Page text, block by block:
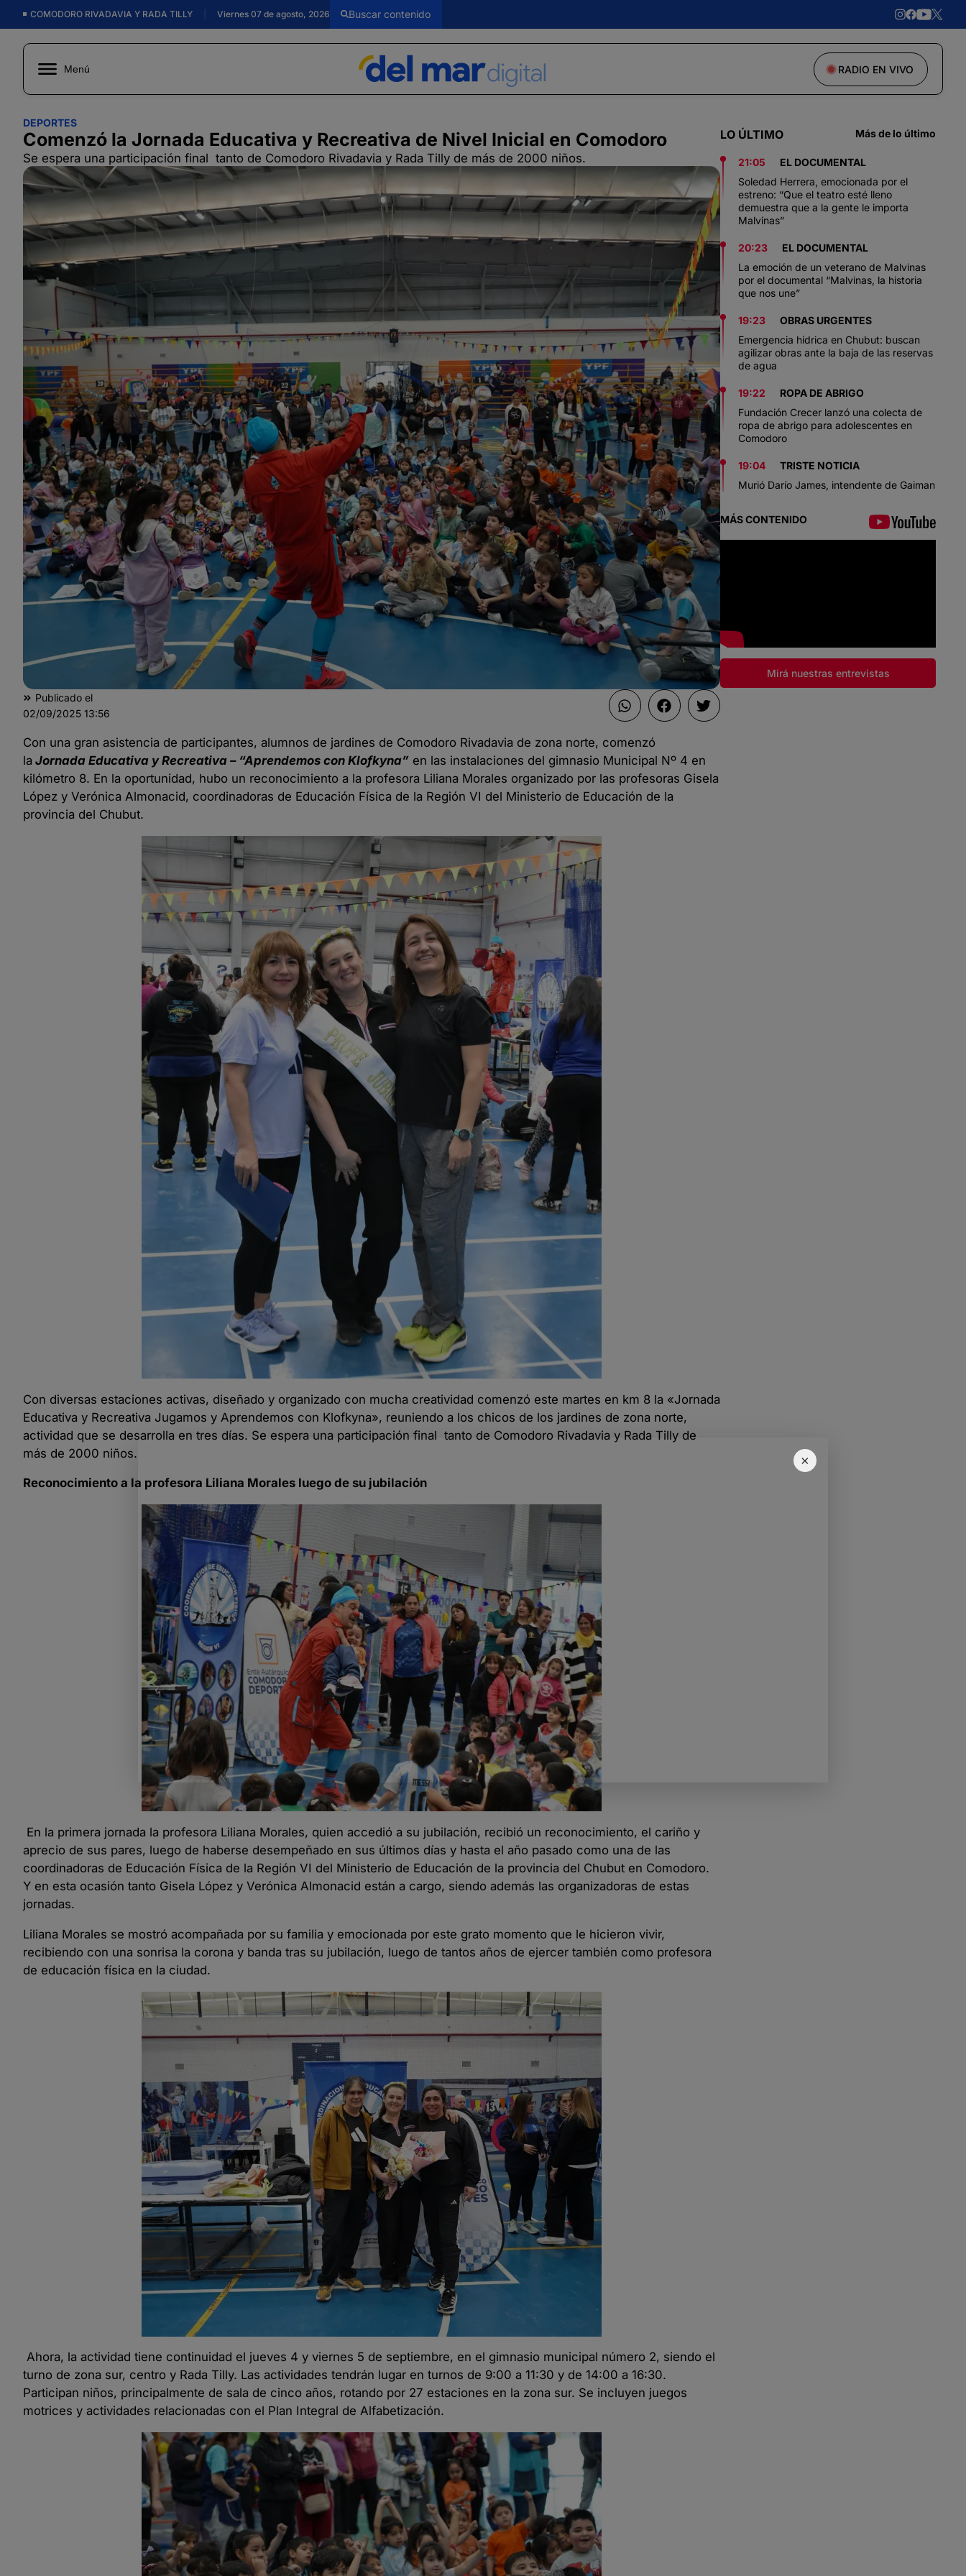
COMODORO RIVADAVIA Y RADA TILLY Viernes 07 de agosto, 2026
Menú RADIO EN VIVO
×
DEPORTES
Comenzó la Jornada Educativa y Recreativa de Nivel Inicial en Comodoro
Se espera una participación final tanto de Comodoro Rivadavia y Rada Tilly de más de 2000 niños.
Publicado el
02/09/2025 13:56
Con una gran asistencia de participantes, alumnos de jardines de Comodoro Rivadavia de zona norte, comenzó
la Jornada Educativa y Recreativa – “Aprendemos con Klofkyna” en las instalaciones del gimnasio Municipal Nº 4 en
kilómetro 8. En la oportunidad, hubo un reconocimiento a la profesora Liliana Morales organizado por las profesoras Gisela
López y Verónica Almonacid, coordinadoras de Educación Física de la Región VI del Ministerio de Educación de la
provincia del Chubut.
Con diversas estaciones activas, diseñado y organizado con mucha creatividad comenzó este martes en km 8 la «Jornada
Educativa y Recreativa Jugamos y Aprendemos con Klofkyna», reuniendo a los chicos de los jardines de zona norte,
actividad que se desarrolla en tres días. Se espera una participación final tanto de Comodoro Rivadavia y Rada Tilly de
más de 2000 niños.
Reconocimiento a la profesora Liliana Morales luego de su jubilación
En la primera jornada la profesora Liliana Morales, quien accedió a su jubilación, recibió un reconocimiento, el cariño y
aprecio de sus pares, luego de haberse desempeñado en sus últimos días y hasta el año pasado como una de las
coordinadoras de Educación Física de la Región VI del Ministerio de Educación de la provincia del Chubut en Comodoro.
Y en esta ocasión tanto Gisela López y Verónica Almonacid están a cargo, siendo además las organizadoras de estas
jornadas.
Liliana Morales se mostró acompañada por su familia y emocionada por este grato momento que le hicieron vivir,
recibiendo con una sonrisa la corona y banda tras su jubilación, luego de tantos años de ejercer también como profesora
de educación física en la ciudad.
Ahora, la actividad tiene continuidad el jueves 4 y viernes 5 de septiembre, en el gimnasio municipal número 2, siendo el
turno de zona sur, centro y Rada Tilly. Las actividades tendrán lugar en turnos de 9:00 a 11:30 y de 14:00 a 16:30.
Participan niños, principalmente de sala de cinco años, rotando por 27 estaciones en la zona sur. Se incluyen juegos
motrices y actividades relacionadas con el Plan Integral de Alfabetización.
LO ÚLTIMO Más de lo último
21:05
EL DOCUMENTAL
Soledad Herrera, emocionada por el
estreno: “Que el teatro esté lleno
demuestra que a la gente le importa
Malvinas”
20:23
EL DOCUMENTAL
La emoción de un veterano de Malvinas
por el documental “Malvinas, la historia
que nos une”
19:23
OBRAS URGENTES
Emergencia hídrica en Chubut: buscan
agilizar obras ante la baja de las reservas
de agua
19:22
ROPA DE ABRIGO
Fundación Crecer lanzó una colecta de
ropa de abrigo para adolescentes en
Comodoro
19:04
TRISTE NOTICIA
Murió Darío James, intendente de Gaiman
MÁS CONTENIDO
Mirá nuestras entrevistas